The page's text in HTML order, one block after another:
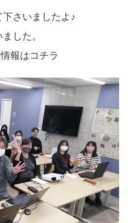
さいましたよ♪
した。
報はコチラ